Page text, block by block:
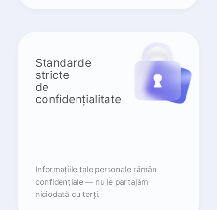
Standarde
stricte
de
confidențialitate
Informațiile tale personale rămân
confidențiale — nu le partajăm
niciodată cu terți.